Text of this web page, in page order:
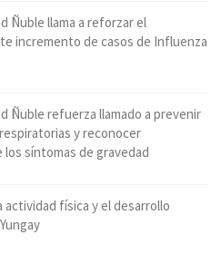
Ñuble llama a reforzar el
incremento de casos de Influenza
Ñuble refuerza llamado a prevenir
y reconocer
síntomas de gravedad
actividad física y el desarrollo